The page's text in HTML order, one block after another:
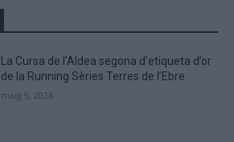
La Cursa de l’Aldea segona d’etiqueta d’or
de la Running Sèries Terres de l’Ebre
maig 9, 2026